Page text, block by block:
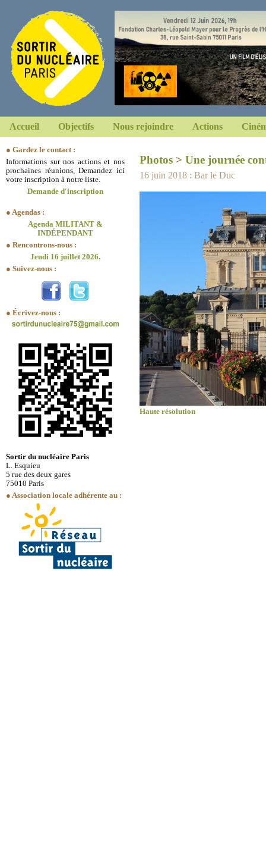
Accueil Objectifs Nous rejoindre Actions
● Gardez le contact :
Informations sur nos actions et nos
prochaines réunions, Demandez ici
votre inscription à notre liste.
Demande d'inscription
● Agendas :
Agenda MILITANT &
INDÉPENDANT
● Rencontrons-nous :
Jeudi 16 juillet 2026.
● Suivez-nous :
● Écrivez-nous :
Sortir du nucléaire Paris
L. Esquieu
5 rue des deux gares
75010 Paris
● Association locale adhérente au :
Photos > Une journée
16 juin 2018 : Bar le Duc
Haute résolution